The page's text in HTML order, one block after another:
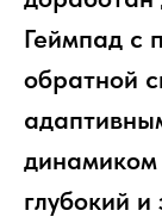
Геймпад с
обратной
динамиком
глубокий